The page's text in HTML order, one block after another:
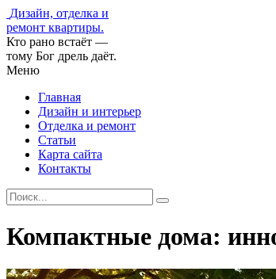
Дизайн, отделка и
ремонт квартиры.
Кто рано встаёт —
тому Бог дрель даёт.
Меню
Главная
Дизайн и интерьер
Отделка и ремонт
Статьи
Карта сайта
Контакты
Компактные дома: